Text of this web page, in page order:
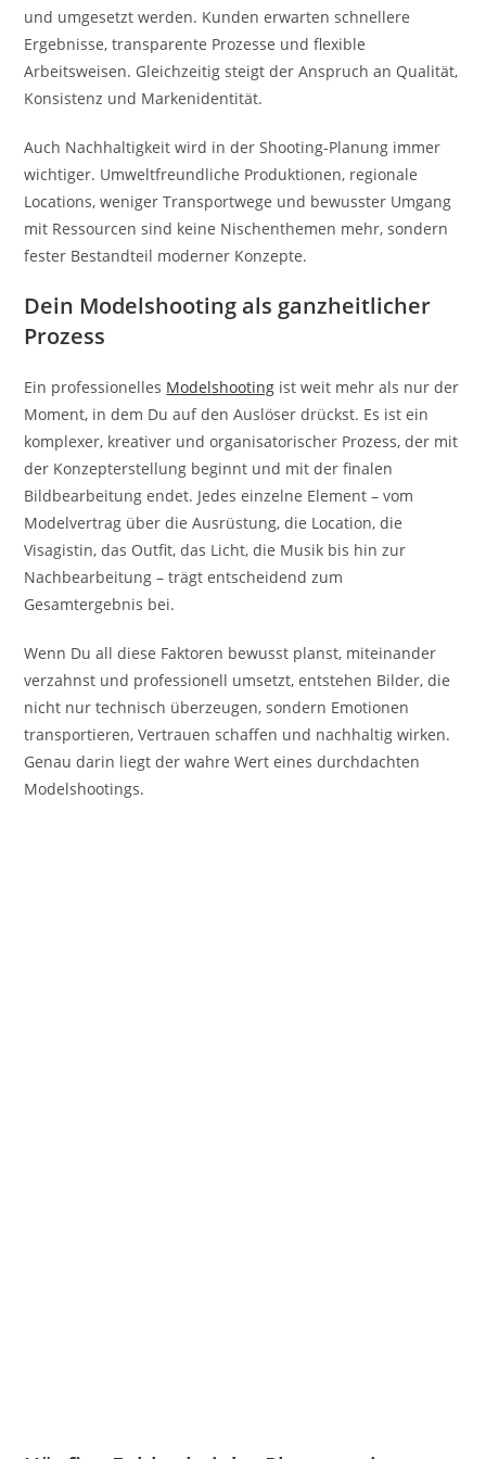
und umgesetzt werden. Kunden erwarten schnellere
Ergebnisse, transparente Prozesse und flexible
Arbeitsweisen. Gleichzeitig steigt der Anspruch an Qualität,
Konsistenz und Markenidentität.
Auch Nachhaltigkeit wird in der Shooting-Planung immer
wichtiger. Umweltfreundliche Produktionen, regionale
Locations, weniger Transportwege und bewusster Umgang
mit Ressourcen sind keine Nischenthemen mehr, sondern
fester Bestandteil moderner Konzepte.
Dein Modelshooting als ganzheitlicher
Prozess
Ein professionelles Modelshooting ist weit mehr als nur der
Moment, in dem Du auf den Auslöser drückst. Es ist ein
komplexer, kreativer und organisatorischer Prozess, der mit
der Konzepterstellung beginnt und mit der finalen
Bildbearbeitung endet. Jedes einzelne Element – vom
Modelvertrag über die Ausrüstung, die Location, die
Visagistin, das Outfit, das Licht, die Musik bis hin zur
Nachbearbeitung – trägt entscheidend zum
Gesamtergebnis bei.
Wenn Du all diese Faktoren bewusst planst, miteinander
verzahnst und professionell umsetzt, entstehen Bilder, die
nicht nur technisch überzeugen, sondern Emotionen
transportieren, Vertrauen schaffen und nachhaltig wirken.
Genau darin liegt der wahre Wert eines durchdachten
Modelshootings.